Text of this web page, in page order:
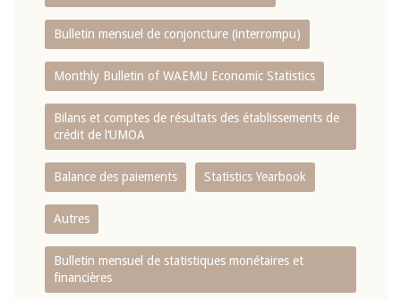
Bulletin mensuel de conjoncture (interrompu)
Monthly Bulletin of WAEMU Economic Statistics
Bilans et comptes de résultats des établissements de
crédit de l‘UMOA
Balance des paiements Statistics Yearbook
Autres
Bulletin mensuel de statistiques monétaires et
financières